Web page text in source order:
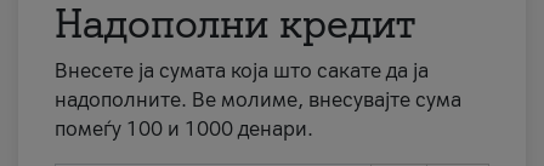
Надополни кредит
Внесете ја сумата која што сакате да ја
надополните. Ве молиме, внесувајте сума
помеѓу 100 и 1000 денари.